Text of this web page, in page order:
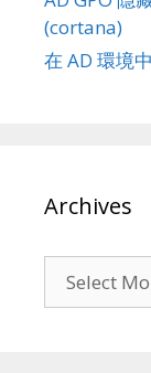
(cortana)
在 AD 環境
Archives